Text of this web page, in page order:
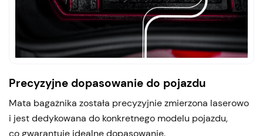
Precyzyjne dopasowanie do pojazdu
Mata bagażnika została precyzyjnie zmierzona laserowo
i jest dedykowana do konkretnego modelu pojazdu,
co gwarantuje idealne dopasowanie.